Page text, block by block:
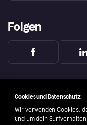
Folgen
Cookies und Datenschutz
Wir verwenden Cookies,
und um dein